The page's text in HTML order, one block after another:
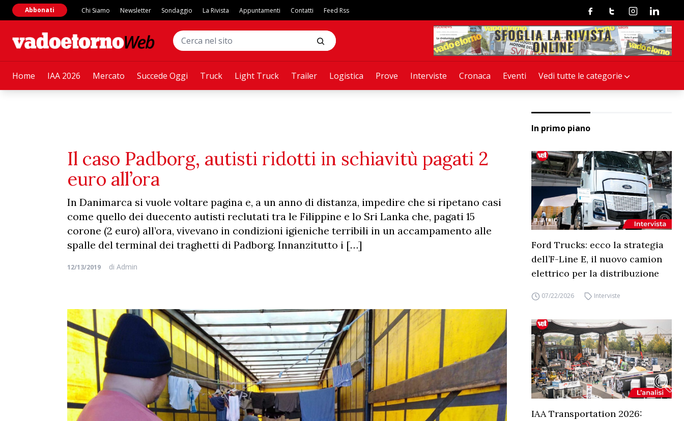
Home IAA 2026 Mercato Succede Oggi Truck Light Truck Trailer Logistica Prove Interviste Cronaca Eventi Vedi tutte le categorie
Abbonati Chi Siamo Newsletter Sondaggio La Rivista Appuntamenti Contatti Feed Rss FacebookTwitterInstagramLinkedin
Il caso Padborg, autisti ridotti in schiavitù pagati 2
euro all’ora
In Danimarca si vuole voltare pagina e, a un anno di distanza, impedire che si ripetano casi
come quello dei duecento autisti reclutati tra le Filippine e lo Sri Lanka che, pagati 15
corone (2 euro) all’ora, vivevano in condizioni igieniche terribili in un accampamento alle
spalle del terminal dei traghetti di Padborg. Innanzitutto i […]
12/13/2019 di Admin
In primo piano
Ford Trucks: ecco la strategia
dell’F-Line E, il nuovo camion
elettrico per la distribuzione
07/22/2026 Interviste
IAA Transportation 2026: